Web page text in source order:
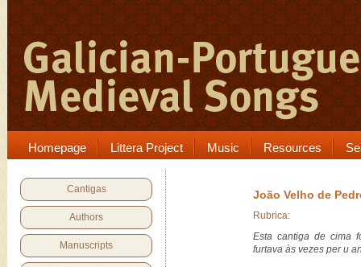
Homepage Littera Project Music Resources
Cantigas
Authors
Manuscripts
João Velho de
Rubrica:
Esta cantiga de cima
furtava às vezes per u